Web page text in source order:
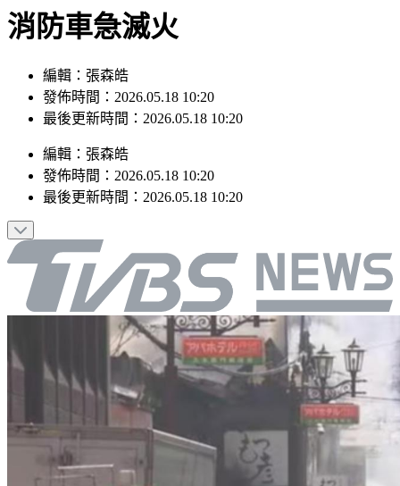
消防車急滅火
編輯：張森皓
發佈時間：2026.05.18 10:20
最後更新時間：2026.05.18 10:20
編輯 ： 張森皓
發佈時間： 2026.05.18 10:20
最後更新時間： 2026.05.18 10:20